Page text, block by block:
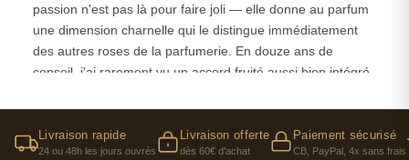
passion n'est pas là pour faire joli — elle donne au parfum
une dimension charnelle qui le distingue immédiatement
des autres roses de la parfumerie. En douze ans de
conseil, j'ai rarement vu un accord fruité aussi bien intégré
ne tombent jamais dans la facilité ou le côté bonbon.
Ce qui rend cette entrée particulièrement réussie, c'est
Livraison rapide
24 ou 48h les jours ouvrés
Livraison offerte
dès 60€ d'achat
Paiement sécurisé
CB, PayPal, 4x sans frais